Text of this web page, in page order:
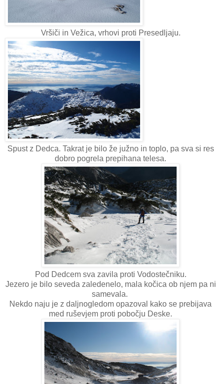
Vršiči in Vežica, vrhovi proti Presedljaju.
Spust z Dedca. Takrat je bilo že južno in toplo, pa sva si res
dobro pogrela prepihana telesa.
Pod Dedcem sva zavila proti Vodostečniku.
Jezero je bilo seveda zaledenelo, mala kočica ob njem pa ni
samevala.
Nekdo naju je z daljnogledom opazoval kako se prebijava
med ruševjem proti pobočju Deske.